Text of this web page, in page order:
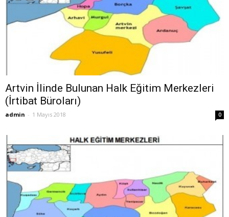
Artvin İlinde Bulunan Halk Eğitim Merkezleri
(İrtibat Büroları)
admin - 1 Mayıs 2018 0